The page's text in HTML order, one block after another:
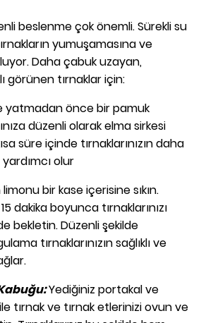
beslenme çok önemli. Sürekli su
yumuşamasına ve
Daha çabuk uzayan,
görünen tırnaklar için:
yatmadan önce bir pamuk
düzenli olarak elma sirkesi
süre içinde tırnaklarınızın daha
olur
bir kase içerisine sıkın.
dakika boyunca tırnaklarınızı
bekletin. Düzenli şekilde
tırnaklarınızın sağlıklı ve
Yediğiniz portakal ve
tırnak ve tırnak etlerinizi ovun ve